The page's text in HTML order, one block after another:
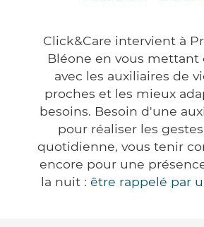
Click&Care intervient à
Bléone en vous mettant
avec les auxiliaires de
proches et les mieux
besoins. Besoin d'une
pour réaliser les
quotidienne, vous tenir
encore pour une
la nuit : être rappelé par